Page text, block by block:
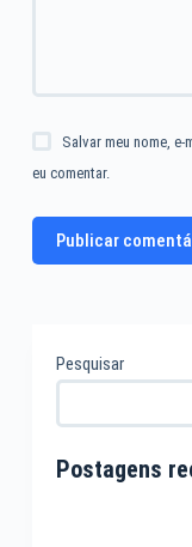
Salvar meu nome,
eu comentar.
Publicar
Pesquisar
Postagens